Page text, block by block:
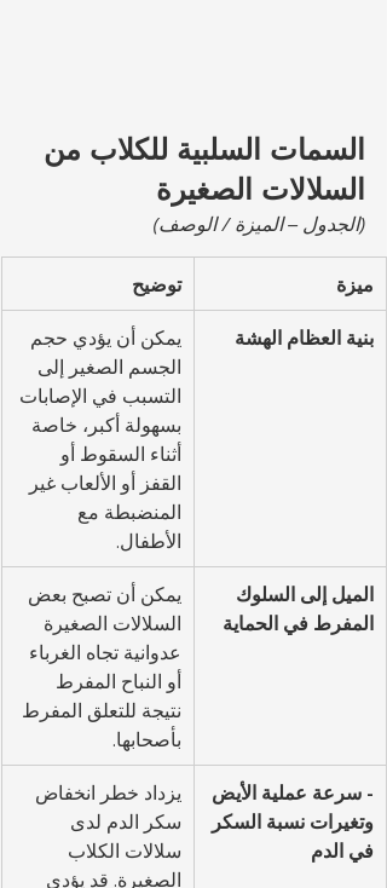
السمات السلبية للكلاب من
السلالات الصغيرة
(الجدول – الميزة / الوصف)
ميزة توضيح
بنية العظام الهشة
يمكن أن يؤدي حجم
الجسم الصغير إلى
التسبب في الإصابات
بسهولة أكبر، خاصة
أثناء السقوط أو
القفز أو الألعاب غير
المنضبطة مع
الأطفال.
الميل إلى السلوك
المفرط في الحماية
يمكن أن تصبح بعض
السلالات الصغيرة
عدوانية تجاه الغرباء
أو النباح المفرط
نتيجة للتعلق المفرط
بأصحابها.
- سرعة عملية الأيض
وتغيرات نسبة السكر
في الدم
يزداد خطر انخفاض
سكر الدم لدى
سلالات الكلاب
الصغيرة. قد يؤدي